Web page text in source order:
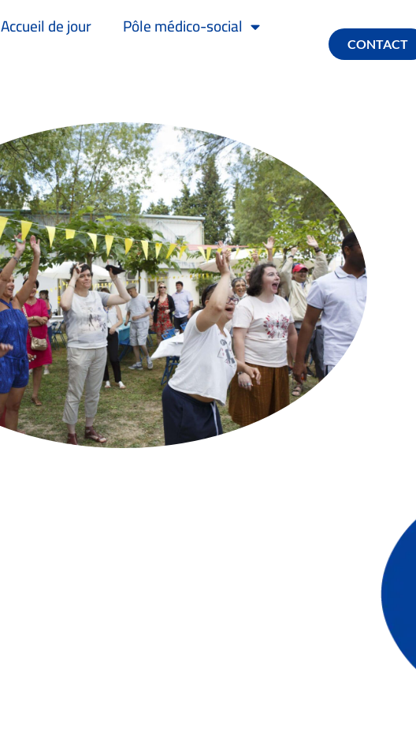
Accueil de jour
Pôle médico-social
CONTACT